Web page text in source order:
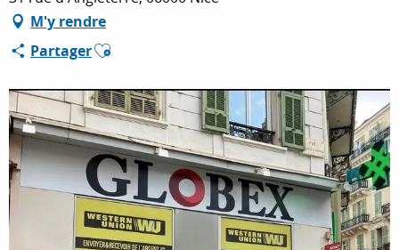
À FAIRE
SÉJOURNER
M'y rendre
PartagerAjouter aux favoris